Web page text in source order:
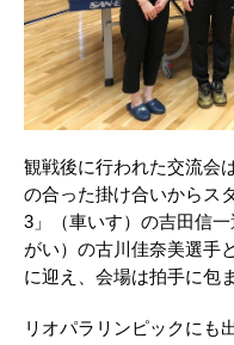
観戦後に行われた交流会
の合った掛け合いからス
3」（車いす）の吉田信
がい）の古川佳奈美選手
に迎え、会場は拍手に包
リオパラリンピックにも